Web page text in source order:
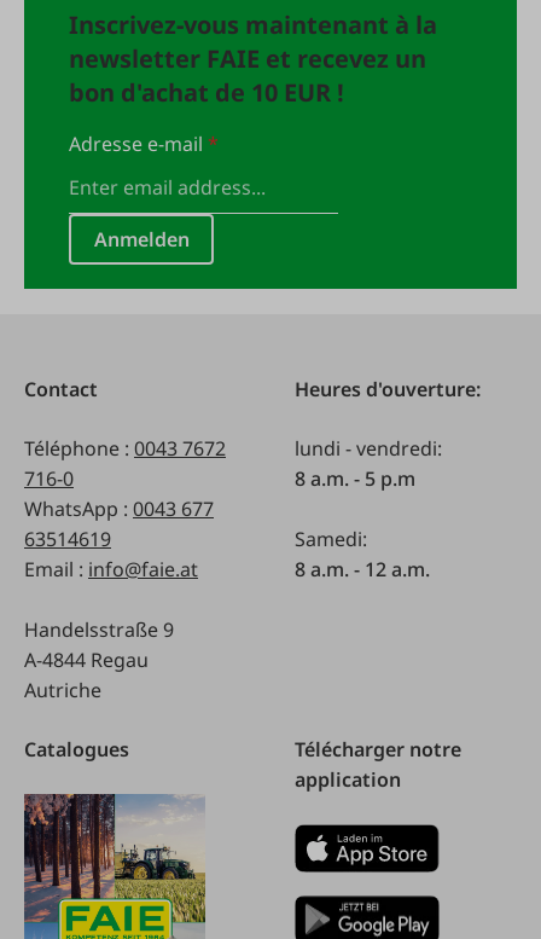
Inscrivez-vous maintenant à la
newsletter FAIE et recevez un
bon d'achat de 10 EUR !
Adresse e-mail*
Anmelden
Contact
Téléphone : 0043 7672
716-0
WhatsApp : 0043 677
63514619
Email : info@faie.at
Handelsstraße 9
A-4844 Regau
Autriche
Heures d'ouverture:
lundi - vendredi:
8 a.m. - 5 p.m
Samedi:
8 a.m. - 12 a.m.
Catalogues
Télécharger notre
application